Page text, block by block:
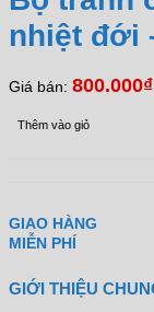
nhiệt đới
Giá bán: 800.000₫
Thêm vào giỏ
GIAO HÀNG
MIỄN PHÍ
GIỚI THIỆU